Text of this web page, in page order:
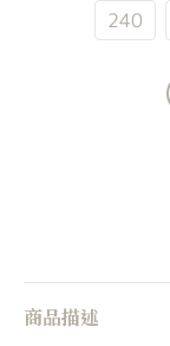
240
商品描述